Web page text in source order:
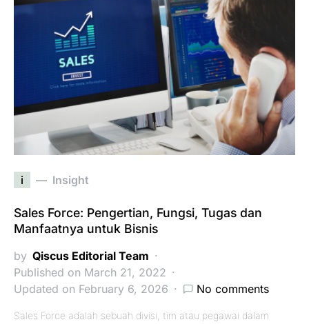
i Insight
Sales Force: Pengertian, Fungsi, Tugas dan
Manfaatnya untuk Bisnis
by Qiscus Editorial Team
Published on March 21, 2022
Updated on February 6, 2026
No comments
Sales Force adalah sebuah divisi, tim atau pegawai dalam